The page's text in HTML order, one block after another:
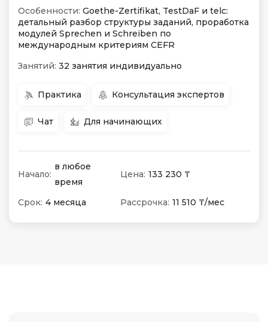
Особенности: Goethe-Zertifikat, TestDaF и telc:
детальный разбор структуры заданий, проработка
модулей Sprechen и Schreiben по
международным критериям CEFR
Занятий: 32 занятия индивидуально
Практика Консультация экспертов
Чат Для начинающих
Начало:
в любое
время
Цена: 133 230 ₸
Срок: 4 месяца Рассрочка: 11 510 ₸/мес